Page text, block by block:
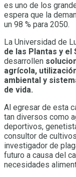
es uno de los
espera que la
un 98 % para 2050.
La Universidad de
de las Plantas y el
desarrollen
agrícola,
ambiental y
de vida.
Al egresar de esta
tan diversos como
deportivos,
consultor de
investigador de
futuro a causa del
necesidades